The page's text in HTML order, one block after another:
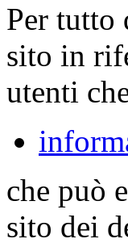
Per tutto
sito in
utenti
che può
sito dei